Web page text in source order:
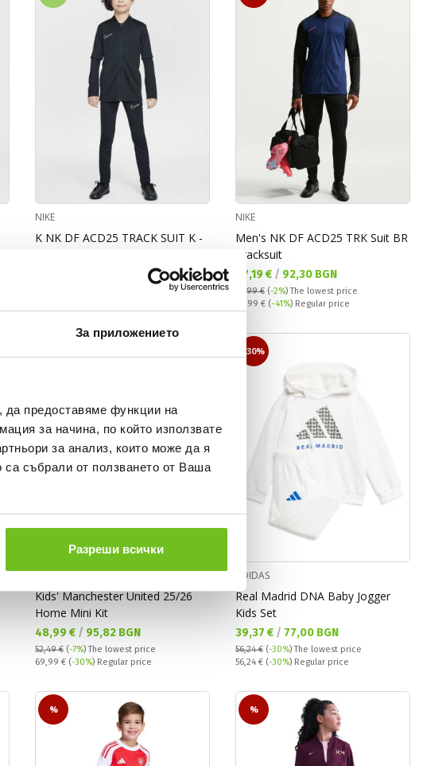
За приложението
да предоставяме функции на
за начина, по който използвате
за анализ, които може да я
са събрали от ползването от Ваша
Разреши всички
NIKE
K NK DF ACD25 TRACK SUIT K -
NIKE
Men's NK DF ACD25 TRK Suit BR
Tracksuit
Текуща цена:
47,19 € / 92,30 BGN
47,99 € (-2%)The lowest price
Regular price:
79,99 € (-41%) Regular price
ADIDAS
Kids' Manchester United 25/26
Home Mini Kit
Текуща цена:
48,99 € / 95,82 BGN
52,49 € (-7%)The lowest price
Regular price:
69,99 € (-30%) Regular price
-30%
ADIDAS
Real Madrid DNA Baby Jogger
Kids Set
Текуща цена:
39,37 € / 77,00 BGN
56,24 € (-30%)The lowest price
Regular price:
56,24 € (-30%) Regular price
% %